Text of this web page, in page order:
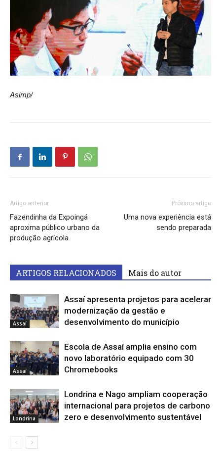
Asimp/
Artigo anterior
Fazendinha da Expoingá
aproxima público urbano da
produção agrícola
Próximo artigo
Uma nova experiência está
sendo preparada
ARTIGOS RELACIONADOS Mais do autor
Assaí
Assaí apresenta projetos para acelerar
modernização da gestão e
desenvolvimento do município
Assaí
Escola de Assaí amplia ensino com
novo laboratório equipado com 30
Chromebooks
Londrina
Londrina e Nago ampliam cooperação
internacional para projetos de carbono
zero e desenvolvimento sustentável